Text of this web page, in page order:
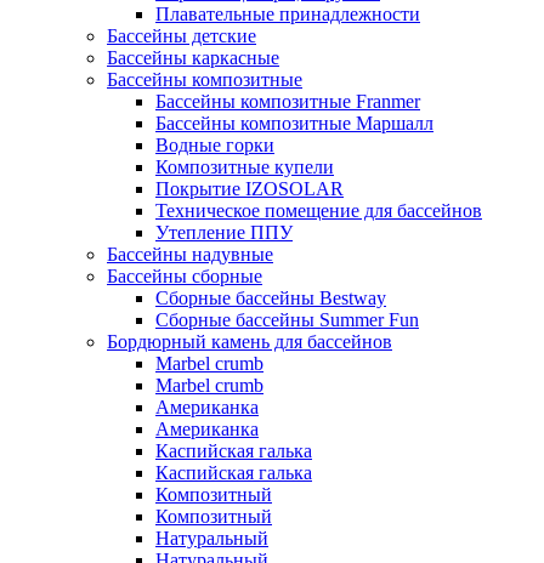
Плавательные принадлежности
Бассейны детские
Бассейны каркасные
Бассейны композитные
Бассейны композитные Franmer
Бассейны композитные Маршалл
Водные горки
Композитные купели
Покрытие IZOSOLAR
Техническое помещение для бассейнов
Утепление ППУ
Бассейны надувные
Бассейны сборные
Сборные бассейны Bestway
Сборные бассейны Summer Fun
Бордюрный камень для бассейнов
Marbel crumb
Marbel crumb
Американка
Американка
Каспийская галька
Каспийская галька
Композитный
Композитный
Натуральный